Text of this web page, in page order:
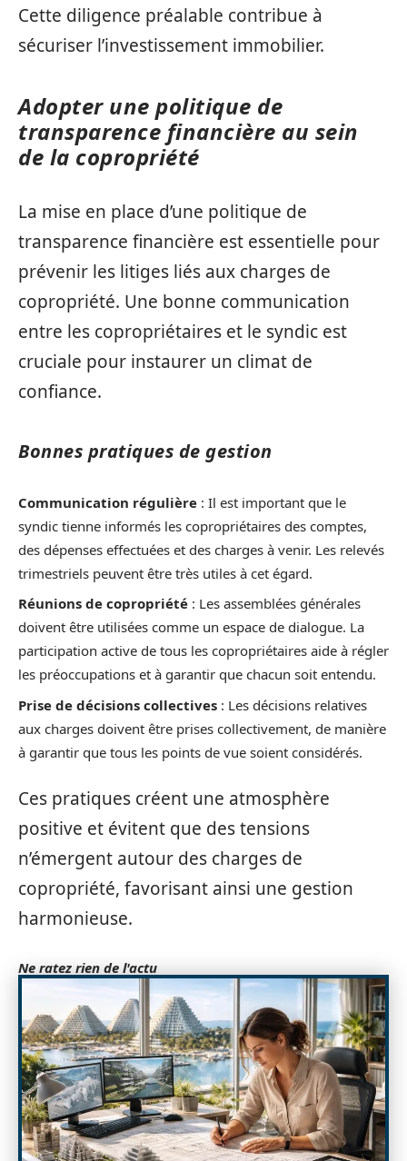
Cette diligence préalable contribue à
sécuriser l’investissement immobilier.
Adopter une politique de
transparence financière au sein
de la copropriété
La mise en place d’une politique de
transparence financière est essentielle pour
prévenir les litiges liés aux charges de
copropriété. Une bonne communication
entre les copropriétaires et le syndic est
cruciale pour instaurer un climat de
confiance.
Bonnes pratiques de gestion
Communication régulière : Il est important que le
syndic tienne informés les copropriétaires des comptes,
des dépenses effectuées et des charges à venir. Les relevés
trimestriels peuvent être très utiles à cet égard.
Réunions de copropriété : Les assemblées générales
doivent être utilisées comme un espace de dialogue. La
participation active de tous les copropriétaires aide à régler
les préoccupations et à garantir que chacun soit entendu.
Prise de décisions collectives : Les décisions relatives
aux charges doivent être prises collectivement, de manière
à garantir que tous les points de vue soient considérés.
Ces pratiques créent une atmosphère
positive et évitent que des tensions
n’émergent autour des charges de
copropriété, favorisant ainsi une gestion
harmonieuse.
Ne ratez rien de l'actu